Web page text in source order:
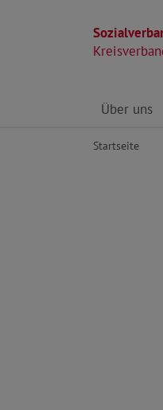
Direkt zu
Über uns
Startseite